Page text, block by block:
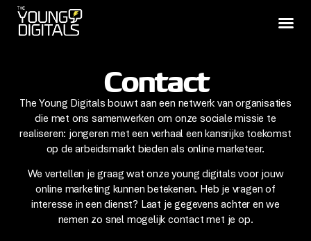
Contact
The Young Digitals bouwt aan een netwerk van organisaties
die met ons samenwerken om onze sociale missie te
realiseren: jongeren met een verhaal een kansrijke toekomst
op de arbeidsmarkt bieden als online marketeer.
We vertellen je graag wat onze young digitals voor jouw
online marketing kunnen betekenen. Heb je vragen of
interesse in een dienst? Laat je gegevens achter en we
nemen zo snel mogelijk contact met je op.